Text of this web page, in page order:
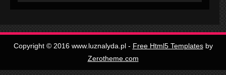
Copyright © 2016 www.luznalyda.pl - Free Html5 Templatesby
Zerotheme.com